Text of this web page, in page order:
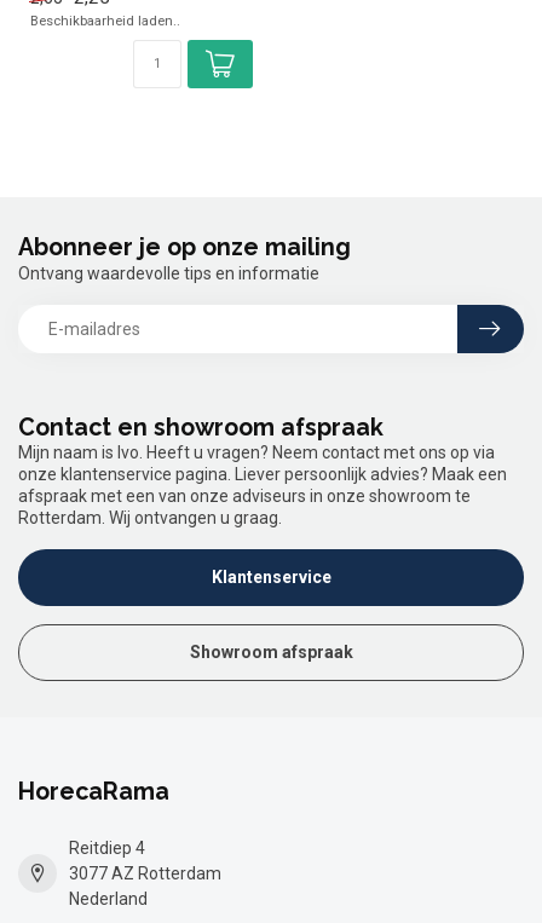
Beschikbaarheid laden..
Contact en showroom afspraak
Mijn naam is Ivo. Heeft u vragen? Neem contact met ons op via
onze klantenservice pagina. Liever persoonlijk advies? Maak een
afspraak met een van onze adviseurs in onze showroom te
Rotterdam. Wij ontvangen u graag.
Klantenservice
Showroom afspraak
Abonneer je op onze mailing
Ontvang waardevolle tips en informatie
HorecaRama
Reitdiep 4
3077 AZ Rotterdam
Nederland